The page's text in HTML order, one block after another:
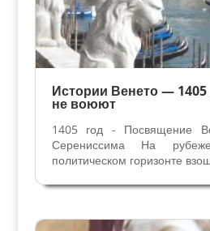
Истории Венето —
не воюют
1405 год - Посвящение
Серениссима На
политическом горизонте
распространилась на
Венеции. Не менее